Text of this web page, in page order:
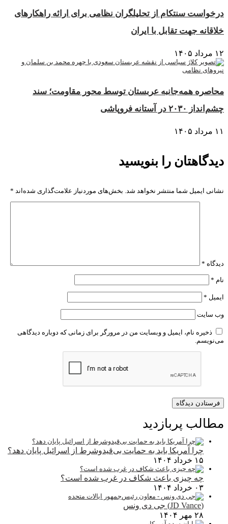
درخواست سنتکام از تحلیلگران نظامی برای ارائه راهکارهای
خلاقانه جهت تقابل با ایران
۱۲ مرداد ۱۴۰۵
محاصره همه‌جانبه عربستان توسط محور مقاومت؛ سند
چشم‌انداز ۲۰۳۰ در آستانه فروپاشی
۱۱ مرداد ۱۴۰۵
دیدگاهتان را بنویسید
نشانی ایمیل شما منتشر نخواهد شد. بخش‌های موردنیاز علامت‌گذاری شده‌اند *
دیدگاه *
نام *
ایمیل *
وب‌ سایت
ذخیره نام، ایمیل و وبسایت من در مرورگر برای زمانی که دوباره دیدگاهی
می‌نویسم.
مطالب پربازدید
چرا آمریکا باید به حمایت بی‌قیدوشرط از اسرائیل پایان دهد؟
۱۵ خرداد ۱۴۰۴
چه چیزی باعث شکاف در غرب شده است؟
۰۳ خرداد ۱۴۰۴
(JD Vance) جی دی ونس
۲۸ مهر ۱۴۰۴